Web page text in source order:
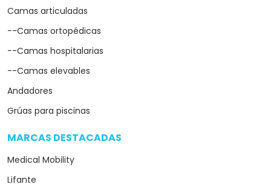
Camas articuladas
--Camas ortopédicas
--Camas hospitalarias
--Camas elevables
Andadores
Grúas para piscinas
MARCAS DESTACADAS
Medical Mobility
Lifante